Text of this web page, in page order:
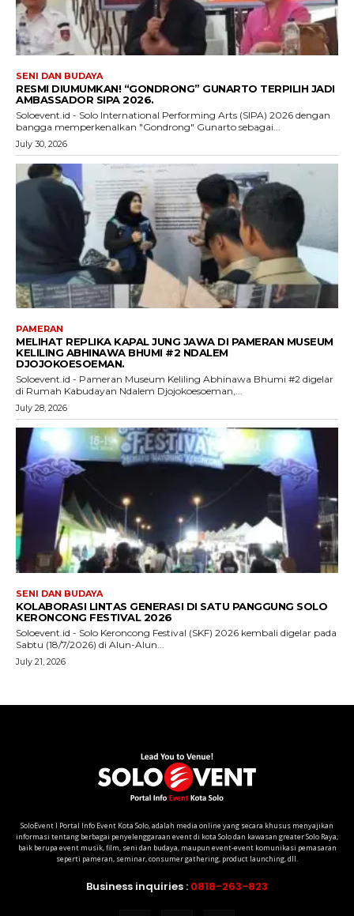
SoloEvent I Portal Info Event Kota Solo, adalah media online yang secara khusus menyajikan
informasi tentang berbagai penyelenggaraan event di kota Solo dan kawasan greater Solo Raya;
baik berupa event musik, film, seni dan budaya, maupun event-event komunikasi pemasaran
seperti pameran, seminar, consumer gathering, product launching, dll.
Business inquiries : 0818-263-823